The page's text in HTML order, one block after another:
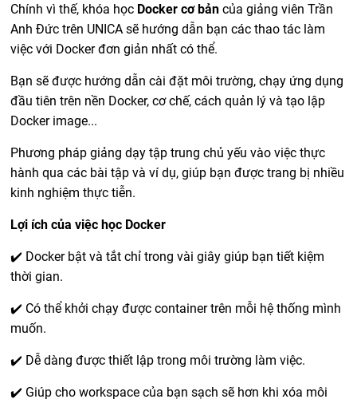
Chính vì thế, khóa học Docker cơ bảncủa giảng viên Trần
Anh Đức trên UNICA sẽ hướng dẫn bạn các thao tác làm
việc với Docker đơn giản nhất có thể.
Bạn sẽ được hướng dẫn cài đặt môi trường, chạy ứng dụng
đầu tiên trên nền Docker, cơ chế, cách quản lý và tạo lập
Docker image...
Phương pháp giảng dạy tập trung chủ yếu vào việc thực
hành qua các bài tập và ví dụ, giúp bạn được trang bị nhiều
kinh nghiệm thực tiễn.
Lợi ích của việc học Docker
✔️ Docker bật và tắt chỉ trong vài giây giúp bạn tiết kiệm
thời gian.
✔️ Có thể khởi chạy được container trên mỗi hệ thống mình
muốn.
✔️ Dễ dàng được thiết lập trong môi trường làm việc.
✔️ Giúp cho workspace của bạn sạch sẽ hơn khi xóa môi